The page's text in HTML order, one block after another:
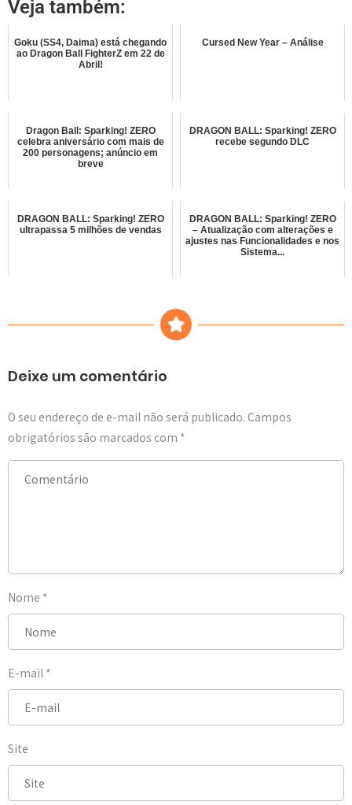
Veja também:
Goku (SS4, Daima) está chegando
ao Dragon Ball FighterZ em 22 de
Abril!
Cursed New Year – Análise
Dragon Ball: Sparking! ZERO
celebra aniversário com mais de
200 personagens; anúncio em
breve
DRAGON BALL: Sparking! ZERO
recebe segundo DLC
DRAGON BALL: Sparking! ZERO
ultrapassa 5 milhões de vendas
DRAGON BALL: Sparking! ZERO
– Atualização com alterações e
ajustes nas Funcionalidades e nos
Sistema...
Deixe um comentário
O seu endereço de e-mail não será publicado. Campos
obrigatórios são marcados com *
Nome *
E-mail *
Site